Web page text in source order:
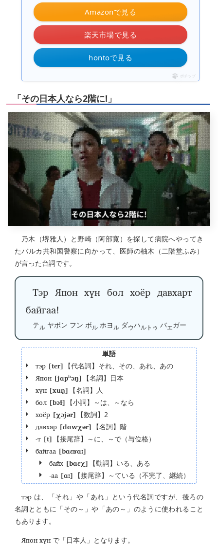
Amazonで見る
楽天市場で見る
hontoで見る
ポチップ
「その日本人なら2階に!」
乃木（堺雅人）と野崎（阿部寛）を探して病院へやってき
たバルカ共和国警察に向かって、医師の柚木（二階堂ふみ）
が言った台詞です。
Тэр Япон хүн бол хоёр давхарт
байгаа!
テ ル ヤポン フン ボ ル ホヨ ル ダウハ ルトゥ バエガー
単語
тэр [ter] 【代名詞】それ、その、あれ、あの
Япон [jɑpʰɔŋ] 【名詞】日本
хүн [xuŋ] 【名詞】人
бол [bɔɬ] 【小詞】～は、～なら
хоёр [χɔjər] 【数詞】2
давхар [dɑwχər] 【名詞】階
-т [t] 【接尾辞】～に、～で（与位格）
байгаа [bɑɛʁɑː]
байх [bɑɛχ] 【動詞】いる、ある
-аа [ɑː] 【接尾辞】～ている（不完了、継続）
тэр は、「それ」や「あれ」という代名詞ですが、後ろの
名詞とともに「その～」や「あの～」のように使われること
もあります。
Япон хүн で「日本人」となります。